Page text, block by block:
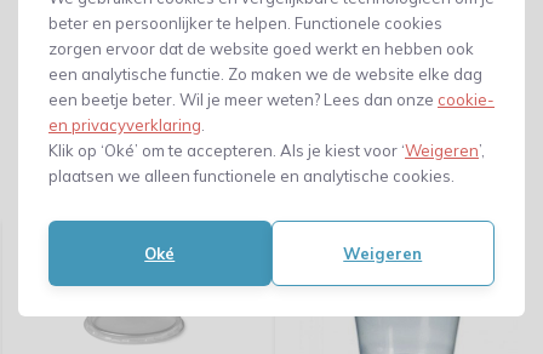
beter en persoonlijker te helpen. Functionele cookies
zorgen ervoor dat de website goed werkt en hebben ook
een analytische functie. Zo maken we de website elke dag
een beetje beter. Wil je meer weten? Lees dan onze cookie-
en privacyverklaring
Klik op ‘Oké’ om te accepteren. Als je kiest voor ‘Weigeren’,
plaatsen we alleen functionele en analytische cookies.
Oké Weigeren
Gerelateerde producten